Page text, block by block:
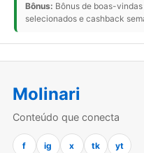
Bônus: Bônus de boas-
selecionados e cashback
Molinari
Conteúdo que conecta
f ig x tk yt